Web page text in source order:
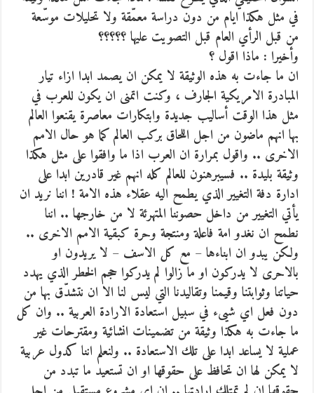
في مثل هكذا ايام من دون دراسة معمّقة ولا تحليلات موسّعة
من قبل الرأي العام قبل التصويت عليها ؟؟؟؟؟
وأخيرا : ماذا اقول ؟
ان ما جاءت به هذه الوثيقة لا يمكن ان يصمد ابدا ازاء تيار
المبادرة الامريكية الجارف ، وكنت اتمنى ان يكون للعرب في
مثل هذا الوقت أساليب جديدة وابتكارات معاصرة يقنعوا العالم
بها انهم ماضون من اجل اللحاق بركب العالم كما هو حال الامم
الاخرى .. واقول بمرارة ان العرب اذا ما وافقوا على مثل هكذا
وثيقة بليدة .. فسيبرهنون للعالم كله انهم غير قادرين ابدا على
ادارة دفة التغيير الذي يطمح اليه عقلاء هذه الامة ! اننا نريد ان
يأتي التغيير من داخل حصوننا المتهرئة لا من خارجها .. اننا
نطمح ان نغدو امة فاعلة ومنتجة وحرة كبقية الامم الاخرى ..
ولكن يبدو ان ابناءها – مع كل الاسف – لا يريدون او
بالاحرى لا يدركون او ما زالوا لم يدركوا حجم الخطر الذي يهدد
حياتنا وثوابتنا وقيمنا وتقاليدنا التي ليس لنا الا ان نتشدّق بها من
دون فعل اي شيىء في سبيل استعادة الارادة العربية .. وان كل
ما جاءت به هكذا وثيقة من تضمينات انشائية ومقترحات غير
عملية لا يساعد ابدا على تلك الاستعادة .. ولنعلم اننا كدول عربية
لا يمكن لها ان تحافظ على حقوقها او ان تستعيد ما تبدد من